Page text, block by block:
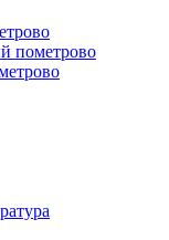
пометрово